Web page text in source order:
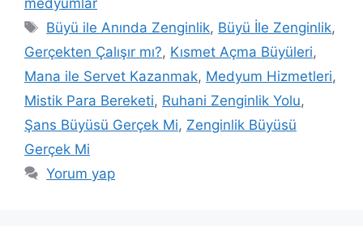
Büyü ile Anında Zenginlik, Büyü İle Zenginlik,
Gerçekten Çalışır mı?, Kısmet Açma Büyüleri,
Mana ile Servet Kazanmak, Medyum Hizmetleri,
Mistik Para Bereketi, Ruhani Zenginlik Yolu,
Şans Büyüsü Gerçek Mi, Zenginlik Büyüsü
Gerçek Mi
Yorum yap